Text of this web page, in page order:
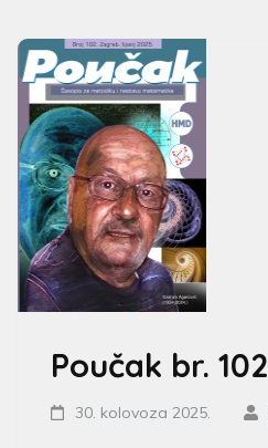
Poučak br. 102
30. kolovoza 2025.